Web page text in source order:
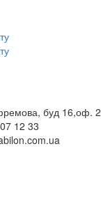
буд 16,оф. 2
12 33